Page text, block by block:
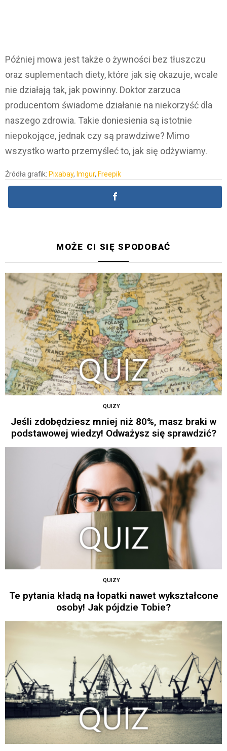
Później mowa jest także o żywności bez tłuszczu
oraz suplementach diety, które jak się okazuje, wcale
nie działają tak, jak powinny. Doktor zarzuca
producentom świadome działanie na niekorzyść dla
naszego zdrowia. Takie doniesienia są istotnie
niepokojące, jednak czy są prawdziwe? Mimo
wszystko warto przemyśleć to, jak się odżywiamy.
Źródła grafik: Pixabay, Imgur, Freepik
MOŻE CI SIĘ SPODOBAĆ
QUIZY
Jeśli zdobędziesz mniej niż 80%, masz braki w
podstawowej wiedzy! Odważysz się sprawdzić?
QUIZY
Te pytania kładą na łopatki nawet wykształcone
osoby! Jak pójdzie Tobie?